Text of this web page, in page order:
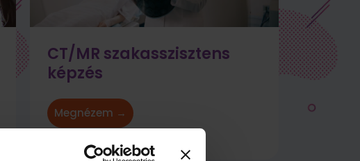
CT/MR szakasszisztens
képzés
Megnézem →